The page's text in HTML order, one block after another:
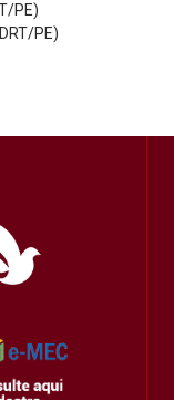
PE)
PE)